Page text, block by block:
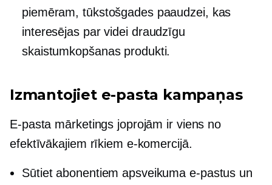
piemēram, tūkstošgades paaudzei, kas
interesējas parvidei draudzīgu
skaistumkopšanas produkti.
Izmantojiet e-pasta kampaņas
E-pasta mārketings joprojām ir viens no
efektīvākajiem rīkiem e-komercijā.
Sūtiet abonentiem apsveikuma e-pastus un